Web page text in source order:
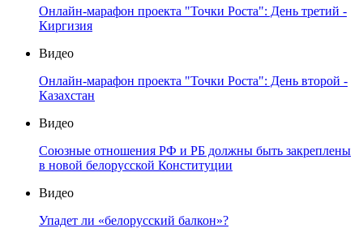
Онлайн-марафон проекта "Точки Роста": День третий -
Киргизия
Видео
Онлайн-марафон проекта "Точки Роста": День второй -
Казахстан
Видео
Союзные отношения РФ и РБ должны быть закреплены
в новой белорусской Конституции
Видео
Упадет ли «белорусский балкон»?